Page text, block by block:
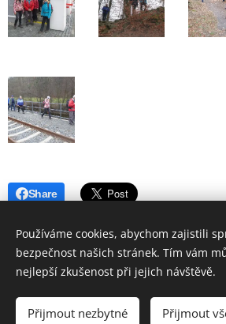
Share
© 2019 Hostinec u nádraží Červenka |
Vytvořeno službouWebnode
Používáme cookies, abychom zajistili
bezpečnost našich stránek. Tím vám
nejlepší zkušenost při jejich návštěvě.
Přijmout nezbytné Přijmout